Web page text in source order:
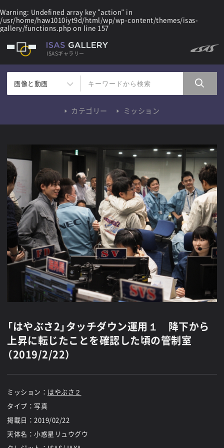
Warning: Undefined array key "action" in
/usr/home/haw1010iyt9d/html/wp/wp-content/themes/isas-
gallery/functions.php on line 157
ISASギャラリー
画像と動画
カテゴリー ミッション
「はやぶさ2」タッチダウン運用１ 降下から
上昇に転じたことを確認した頃の管制室
（2019/2/22）
ミッション： はやぶさ２
タイプ：写真
掲載日： 2019/02/22
天体名：小惑星リュウグウ